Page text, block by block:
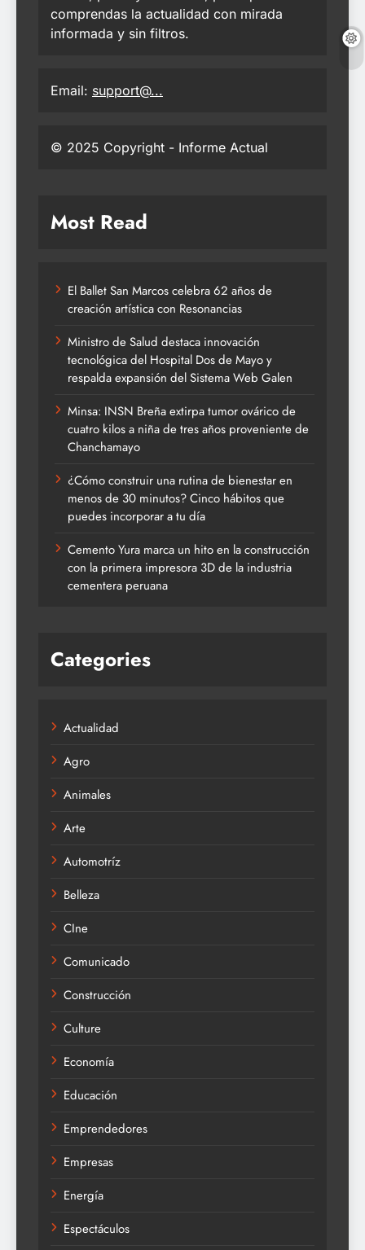
comprendas la actualidad con mirada
informada y sin filtros.
Email: support@...
© 2025 Copyright - Informe Actual
Most Read
El Ballet San Marcos celebra 62 años de
creación artística con Resonancias
Ministro de Salud destaca innovación
tecnológica del Hospital Dos de Mayo y
respalda expansión del Sistema Web Galen
Minsa: INSN Breña extirpa tumor ovárico de
cuatro kilos a niña de tres años proveniente de
Chanchamayo
¿Cómo construir una rutina de bienestar en
menos de 30 minutos? Cinco hábitos que
puedes incorporar a tu día
Cemento Yura marca un hito en la construcción
con la primera impresora 3D de la industria
cementera peruana
Categories
Actualidad
Agro
Animales
Arte
Automotríz
Belleza
CIne
Comunicado
Construcción
Culture
Economía
Educación
Emprendedores
Empresas
Energía
Espectáculos